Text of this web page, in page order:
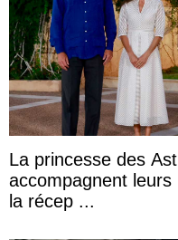
La princesse des
accompagnent
la récep ...